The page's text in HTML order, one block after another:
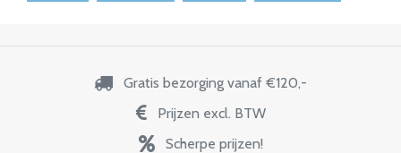
Gratis bezorging vanaf €120,-
Prijzen excl. BTW
Scherpe prijzen!